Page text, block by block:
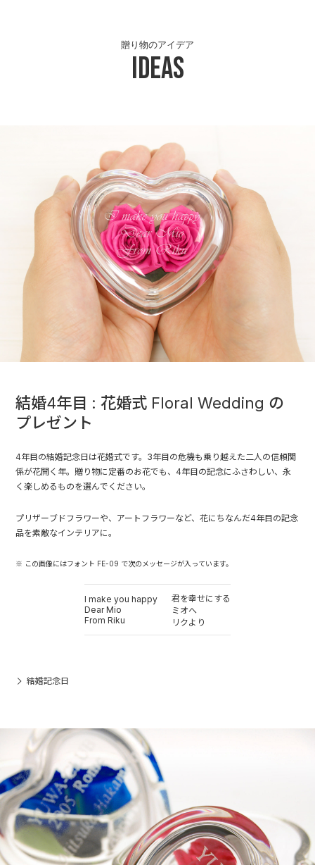
Ideas
贈り物のアイデア
結婚4年目 : 花婚式 Floral Wedding の
プレゼント
4年目の結婚記念日は花婚式です。3年目の危機も乗り越えた二人の信頼関
係が花開く年。贈り物に定番のお花でも、4年目の記念にふさわしい、永
く楽しめるものを選んでください。
プリザーブドフラワーや、アートフラワーなど、花にちなんだ4年目の記念
品を素敵なインテリアに。
※ この画像にはフォント FE-09 で次のメッセージが入っています。
I make you happy
Dear Mio
From Riku
君を幸せにする
ミオへ
リクより
結婚記念日